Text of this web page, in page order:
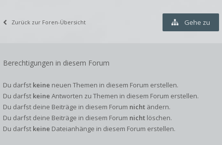
Zurück zur Foren-Übersicht Gehe zu
Berechtigungen in diesem Forum
Du darfst keine neuen Themen in diesem Forum erstellen.
Du darfst keine Antworten zu Themen in diesem Forum erstellen.
Du darfst deine Beiträge in diesem Forum nicht ändern.
Du darfst deine Beiträge in diesem Forum nicht löschen.
Du darfst keine Dateianhänge in diesem Forum erstellen.